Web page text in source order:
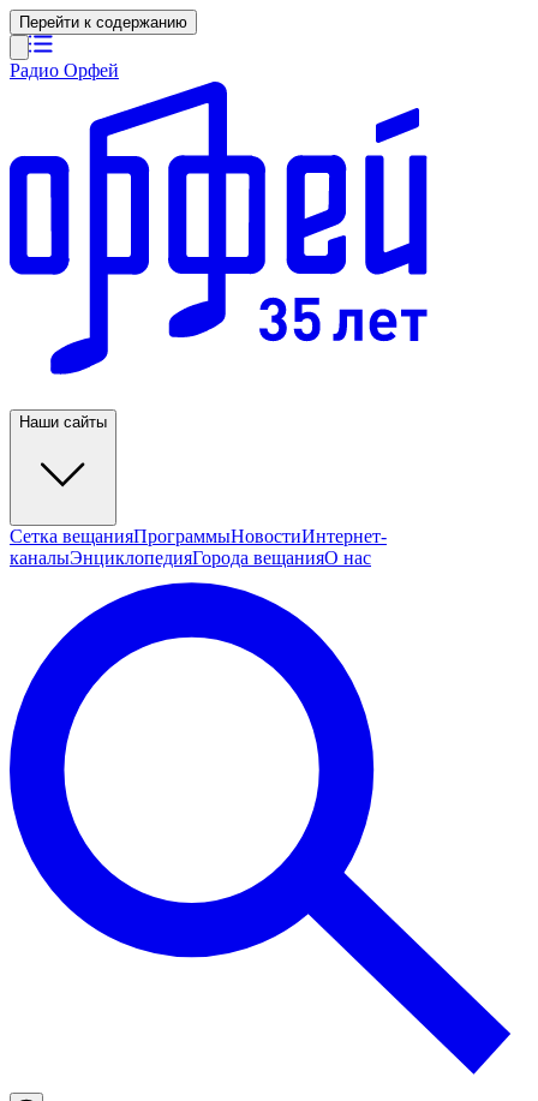
Перейти к содержанию
Радио Орфей
Наши сайты
Сетка вещанияПрограммыНовостиИнтернет-
каналыЭнциклопедияГорода вещанияО нас